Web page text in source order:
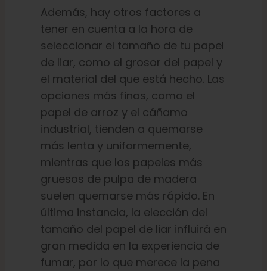
Además, hay otros factores a
tener en cuenta a la hora de
seleccionar el tamaño de tu papel
de liar, como el grosor del papel y
el material del que está hecho. Las
opciones más finas, como el
papel de arroz y el cáñamo
industrial, tienden a quemarse
más lenta y uniformemente,
mientras que los papeles más
gruesos de pulpa de madera
suelen quemarse más rápido. En
última instancia, la elección del
tamaño del papel de liar influirá en
gran medida en la experiencia de
fumar, por lo que merece la pena